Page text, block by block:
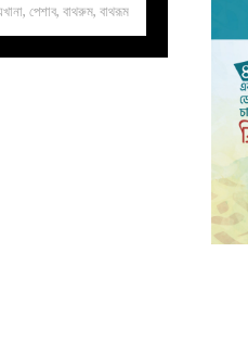
,পেশাব,বাথরুম,বাথরূম